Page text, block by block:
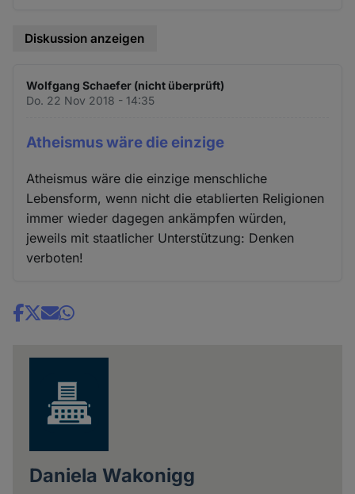
Diskussion anzeigen
Wolfgang Schaefer (nicht überprüft)
Do. 22 Nov 2018 - 14:35
Atheismus wäre die einzige
Atheismus wäre die einzige menschliche
Lebensform, wenn nicht die etablierten Religionen
immer wieder dagegen ankämpfen würden,
jeweils mit staatlicher Unterstützung: Denken
verboten!
Share
Daniela Wakonigg